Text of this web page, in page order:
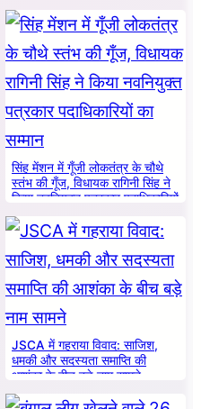
सिंह मेंशन में गूँजी लोकतंत्र के चौथे
स्तंभ की गूँज, विधायक रागिनी सिंह ने
किया नवनियुक्त पत्रकार पदाधिकारियों
का सम्मान
JSCA में गहराया विवाद: साजिश,
धमकी और सदस्यता समाप्ति की
आशंका के बीच बड़े नाम सामने